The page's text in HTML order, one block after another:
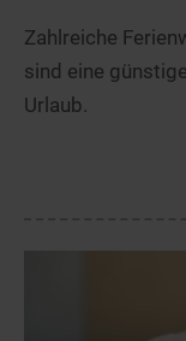
Zahlreiche
sind eine
Urlaub.